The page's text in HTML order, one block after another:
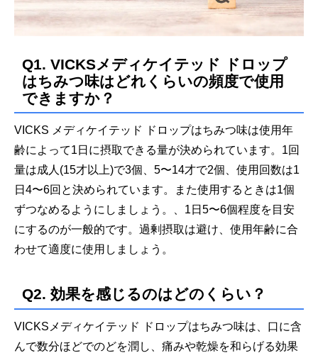
Q1. VICKSメディケイテッド ドロップ
はちみつ味はどれくらいの頻度で使用
できますか？
VICKS メディケイテッド ドロップはちみつ味は使用年
齢によって1日に摂取できる量が決められています。1回
量は成人(15才以上)で3個、5〜14才で2個、使用回数は1
日4〜6回と決められています。また使用するときは1個
ずつなめるようにしましょう。、1日5〜6個程度を目安
にするのが一般的です。過剰摂取は避け、使用年齢に合
わせて適度に使用しましょう。
Q2. 効果を感じるのはどのくらい？
VICKSメディケイテッド ドロップはちみつ味は、口に含
んで数分ほどでのどを潤し、痛みや乾燥を和らげる効果